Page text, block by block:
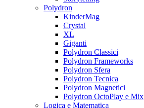
Polydron
KinderMag
Crystal
XL
Giganti
Polydron Classici
Polydron Frameworks
Polydron Sfera
Polydron Tecnica
Polydron Magnetici
Polydron OctoPlay e Mix
Logica e Matematica